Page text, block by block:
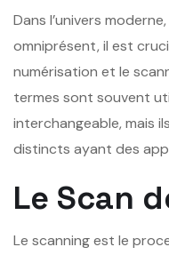
Dans l’univers
omniprésent, il est
numérisation et le
termes sont souvent
interchangeable, mais
distincts ayant des
Le Scan
Le scanning est le